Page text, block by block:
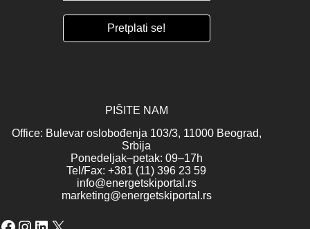
PIŠITE NAM
Office: Bulevar oslobođenja 103/3, 11000 Beograd,
Srbija
Ponedeljak–petak: 09–17h
Tel/Fax: +381 (11) 396 23 59
info@energetskiportal.rs
marketing@energetskiportal.rs